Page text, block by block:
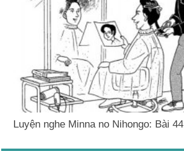
Luyện nghe Minna no Nihongo: Bài 44